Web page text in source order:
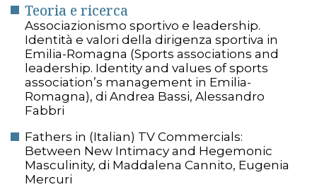
Teoria e ricerca
Associazionismo sportivo e leadership.
Identità e valori della dirigenza sportiva in
Emilia-Romagna (Sports associations and
leadership. Identity and values of sports
association’s management in Emilia-
Romagna), di Andrea Bassi, Alessandro
Fabbri
Fathers in (Italian) TV Commercials:
Between New Intimacy and Hegemonic
Masculinity, di Maddalena Cannito, Eugenia
Mercuri